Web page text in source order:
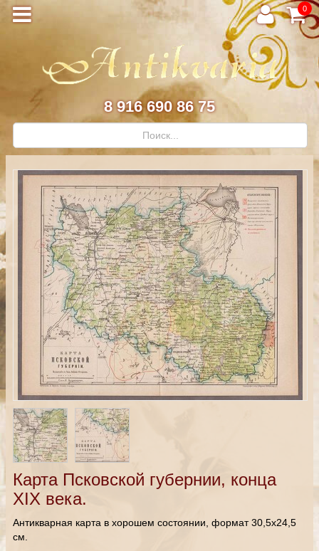
0
8 916 690 86 75
Карта Псковской губернии, конца
XIX века.
Антикварная карта в хорошем состоянии, формат 30,5х24,5
см.